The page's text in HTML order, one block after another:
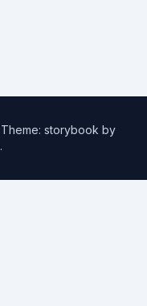
Theme: storybook by
.